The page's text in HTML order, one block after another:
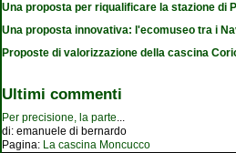
Una proposta per riqualificare la stazione di
Una proposta innovativa: l'ecomuseo tra i
Proposte di valorizzazione della cascina
Ultimi commenti
Per precisione, la parte...
di: emanuele di bernardo
Pagina: La cascina Moncucco